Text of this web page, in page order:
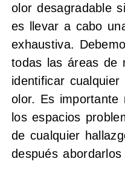
olor desagradable
es llevar a cabo
exhaustiva.
todas las áreas de
identificar
olor. Es importante
los espacios
de cualquier
después